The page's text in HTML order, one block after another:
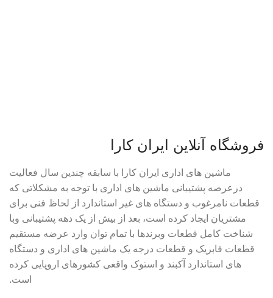
فروشگاه آنلاین ایران کارا
ماشین های اداری ایران کارا با سابقه چندین سال فعالیت
درعرصه پشتیبانی ماشین های اداری با توجه به مشکلاتی که
قطعات نامرغوب و دستگاه های غیر استاندارد از لحاظ فنی برای
مشتریان ایجاد کرده است، بعد از بیش از یک دهه پشتیبانی وبا
شناخت کامل قطعات وبرندها با تمام توان وارد عرضه مستقیم
قطعات فابریک و قطعات درجه یک ماشین های اداری و دستگاه
های استاندارد آکبند و استوک واقعی کشورهای اروپایی کرده
است.